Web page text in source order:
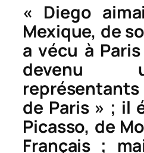
« Diego
Mexique, de
a vécu à
devenu
représentants
de Paris » ; il
Picasso, de
Français ;